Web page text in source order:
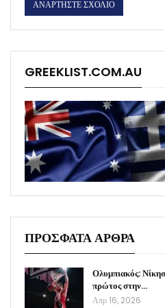
GREEKLIST.COM.AU
ΠΡΟΣΦΑΤΑ ΑΡΘΡΑ
Ολυμπιακός:
πρώτος στην…
Απρ 16, 2026